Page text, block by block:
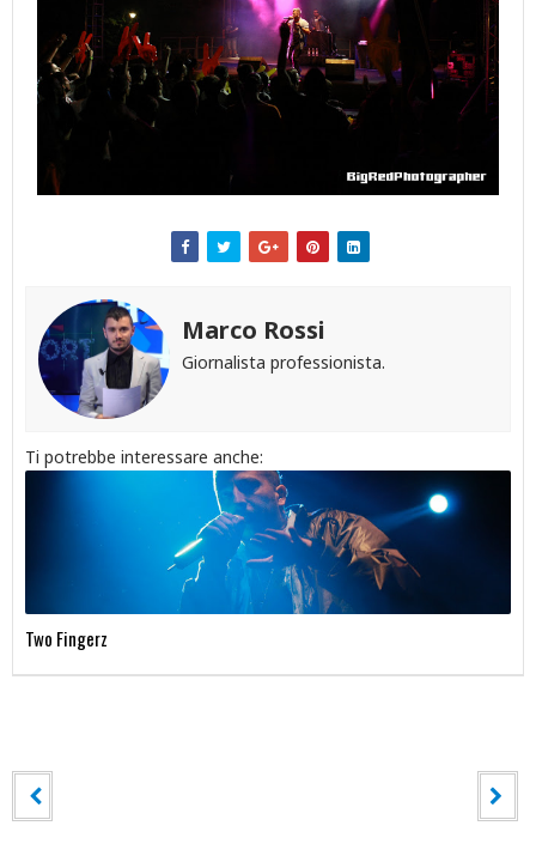
Marco Rossi
Giornalista professionista.
Ti potrebbe interessare anche:
Two Fingerz